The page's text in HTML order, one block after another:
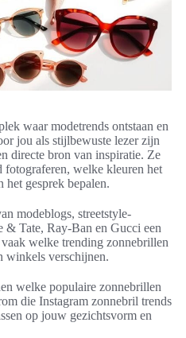
waar modetrends ontstaan en
jou als stijlbewuste lezer zijn
directe bron van inspiratie. Ze
fotograferen, welke kleuren het
gesprek bepalen.
modeblogs, streetstyle-
& Tate, Ray-Ban en Gucci een
welke trending zonnebrillen
winkels verschijnen.
welke populaire zonnebrillen
die Instagram zonnebril trends
op jouw gezichtsvorm en